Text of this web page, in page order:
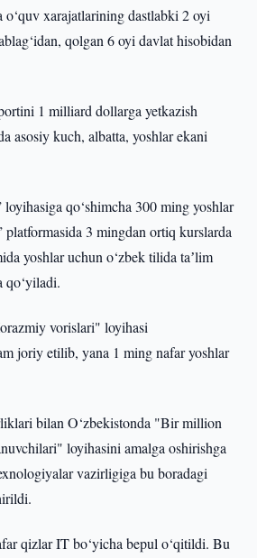
xarajatlarining dastlabki 2 oyi
qolgan 6 oyi davlat hisobidan
1 milliard dollarga yetkazish
asosiy kuch, albatta, yoshlar ekani
qo‘shimcha 300 ming yoshlar
platformasida 3 mingdan ortiq kurslarda
yoshlar uchun o‘zbek tilida taʼlim
qo‘yiladi.
vorislari" loyihasi
joriy etilib, yana 1 ming nafar yoshlar
bilan O‘zbekistonda "Bir million
loyihasini amalga oshirishga
vazirligiga bu boradagi
qizlar IT bo‘yicha bepul o‘qitildi. Bu